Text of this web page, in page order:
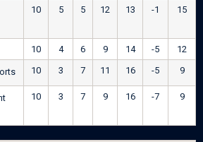
10 5 5 12 13 -1 15
10 4 6 9 14 -5
12
10 3 7 11 16 -5 9
10 3 7 9 16 -7 9